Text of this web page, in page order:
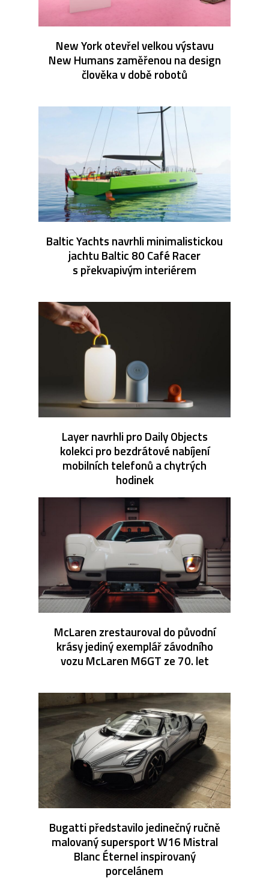
New York otevřel velkou výstavu
New Humans zaměřenou na design
člověka v době robotů
Baltic Yachts navrhli minimalistickou
jachtu Baltic 80 Café Racer
s překvapivým interiérem
Layer navrhli pro Daily Objects
kolekci pro bezdrátové nabíjení
mobilních telefonů a chytrých
hodinek
McLaren zrestauroval do původní
krásy jediný exemplář závodního
vozu McLaren M6GT ze 70. let
Bugatti představilo jedinečný ručně
malovaný supersport W16 Mistral
Blanc Éternel inspirovaný
porcelánem